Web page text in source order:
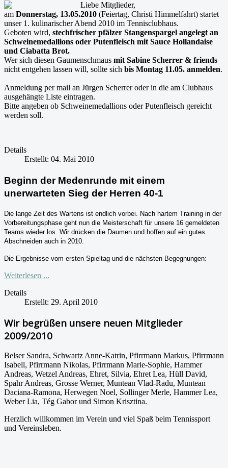
Liebe Mitglieder,
am Donnerstag, 13.05.2010 (Feiertag, Christi Himmelfahrt) startet
unser 1. kulinarischer Abend 2010 im Tennisclubhaus.
Geboten wird, stechfrischer pfälzer Stangenspargel angelegt an
Schweinemedallions oder Putenfleisch mit Sauce Hollandaise
und Ciabatta Brot.
Wer sich diesen Gaumenschmaus mit Sabine Scherrer & friends
nicht entgehen lassen will, sollte sich bis Montag 11.05. anmelden.
Anmeldung per mail an Jürgen Scherrer oder in die am Clubhaus
ausgehängte Liste eintragen.
Bitte angeben ob Schweinemedallions oder Putenfleisch gereicht
werden soll.
Details
Erstellt: 04. Mai 2010
Beginn der Medenrunde mit einem
unerwarteten Sieg der Herren 40-1
Die lange Zeit des Wartens ist endlich vorbei. Nach hartem Training in der
Vorbereitungsphase geht nun die Meisterschaft für unsere 16 gemeldeten
Teams wieder los. Wir drücken die Daumen und hoffen auf ein gutes
Abschneiden auch in 2010.
Die Ergebnisse vom ersten Spieltag und die nächsten Begegnungen:
Weiterlesen ...
Details
Erstellt: 29. April 2010
Wir begrüßen unsere neuen Mitglieder
2009/2010
Belser Sandra, Schwartz Anne-Katrin, Pfirrmann Markus, Pfirrmann
Isabell, Pfirrmann Nikolas, Pfirrmann Marie-Sophie, Hammer
Andreas, Wetzel Andreas, Ehret, Silvia, Ehret Lea, Hüll David,
Spahr Andreas, Grosse Werner, Muntean Vlad-Radu, Muntean
Daciana-Ramona, Herwegen Noel, Sollinger Merle, Hammer Lea,
Weber Lia, Tég Gabor und Simon Krisztina.
Herzlich willkommen im Verein und viel Spaß beim Tennissport
und Vereinsleben.